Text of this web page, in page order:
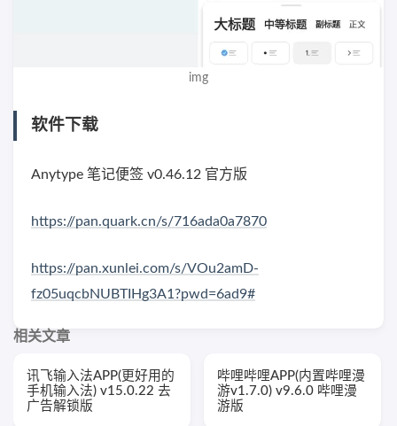
img
软件下载
Anytype 笔记便签 v0.46.12 官方版
https://pan.quark.cn/s/716ada0a7870
https://pan.xunlei.com/s/VOu2amD-
fz05uqcbNUBTIHg3A1?pwd=6ad9#
相关文章
讯飞输入法APP(更好用的
手机输入法) v15.0.22 去
广告解锁版
哔哩哔哩APP(内置哔哩漫
游v1.7.0) v9.6.0 哔哩漫
游版